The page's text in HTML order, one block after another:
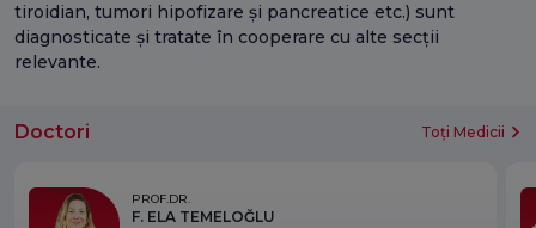
tiroidian, tumori hipofizare și pancreatice etc.) sunt
diagnosticate și tratate în cooperare cu alte secții
relevante.
Doctori Toți Medicii
PROF.DR.
F. ELA TEMELOĞLU